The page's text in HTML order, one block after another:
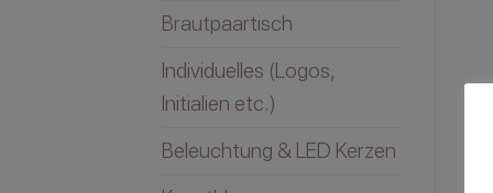
Brautpaartisch
Individuelles (Logos,
Initialien etc.)
Beleuchtung & LED Kerzen